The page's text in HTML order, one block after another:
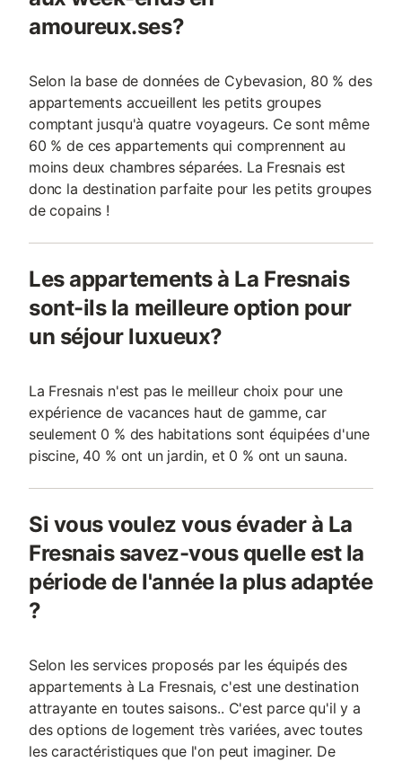
amoureux.ses?
Selon la base de données de Cybevasion, 80 % des
appartements accueillent les petits groupes
comptant jusqu'à quatre voyageurs. Ce sont même
60 % de ces appartements qui comprennent au
moins deux chambres séparées. La Fresnais est
donc la destination parfaite pour les petits groupes
de copains !
Les appartements à La Fresnais
sont-ils la meilleure option pour
un séjour luxueux?
La Fresnais n'est pas le meilleur choix pour une
expérience de vacances haut de gamme, car
seulement 0 % des habitations sont équipées d'une
piscine, 40 % ont un jardin, et 0 % ont un sauna.
Si vous voulez vous évader à La
Fresnais savez-vous quelle est la
période de l'année la plus adaptée
?
Selon les services proposés par les équipés des
appartements à La Fresnais, c'est une destination
attrayante en toutes saisons.. C'est parce qu'il y a
des options de logement très variées, avec toutes
les caractéristiques que l'on peut imaginer. De